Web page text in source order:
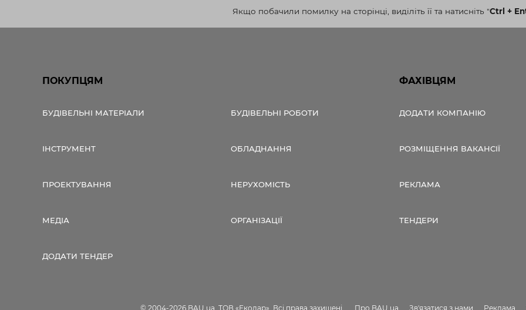
Якщо побачили помилку на сторінці, виділіть її та натисніть "Ctrl +
ПОКУПЦЯМ
БУДІВЕЛЬНІ МАТЕРІАЛИ БУДІВЕЛЬНІ РОБОТИ
ІНСТРУМЕНТ ОБЛАДНАННЯ
ПРОЕКТУВАННЯ НЕРУХОМІСТЬ
МЕДІА ОРГАНІЗАЦІЇ
ДОДАТИ ТЕНДЕР
ФАХІВЦЯМ
ДОДАТИ КОМПАНІЮ
РОЗМІЩЕННЯ ВАКАНСІЇ
РЕКЛАМА
ТЕНДЕРИ
© 2004-2026 BAU.ua, ТОВ «Екодар». Всі права захищені. Про BAU.ua Зв'язатися з нами Реклама